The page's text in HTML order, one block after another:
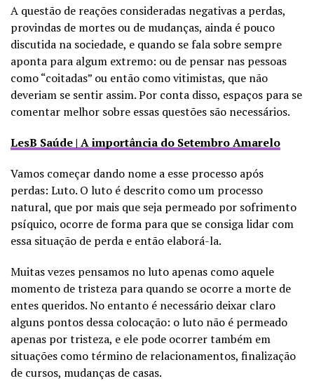
A questão de reações consideradas negativas a perdas,
provindas de mortes ou de mudanças, ainda é pouco
discutida na sociedade, e quando se fala sobre sempre
aponta para algum extremo: ou de pensar nas pessoas
como “coitadas” ou então como vitimistas, que não
deveriam se sentir assim. Por conta disso, espaços para se
comentar melhor sobre essas questões são necessários.
LesB Saúde | A importância do Setembro Amarelo
Vamos começar dando nome a esse processo após
perdas: Luto. O luto é descrito como um processo
natural, que por mais que seja permeado por sofrimento
psíquico, ocorre de forma para que se consiga lidar com
essa situação de perda e então elaborá-la.
Muitas vezes pensamos no luto apenas como aquele
momento de tristeza para quando se ocorre a morte de
entes queridos. No entanto é necessário deixar claro
alguns pontos dessa colocação: o luto não é permeado
apenas por tristeza, e ele pode ocorrer também em
situações como término de relacionamentos, finalização
de cursos, mudanças de casas.